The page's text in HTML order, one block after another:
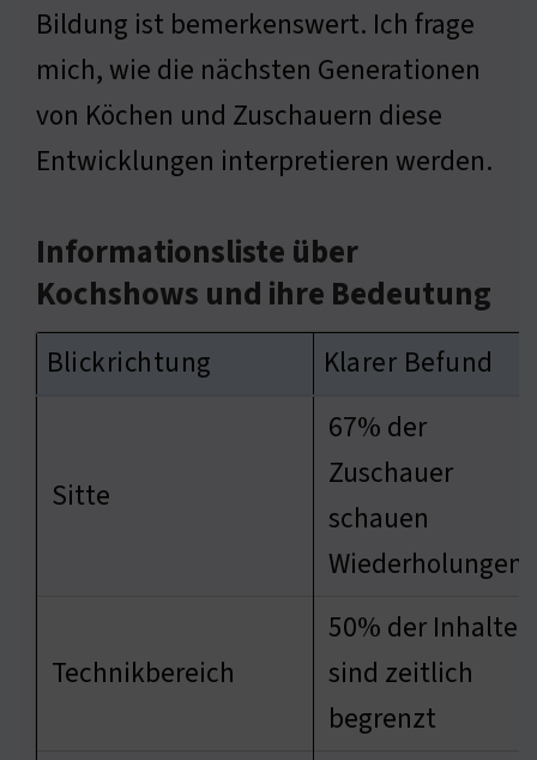
Bildung ist bemerkenswert. Ich frage
mich, wie die nächsten Generationen
von Köchen und Zuschauern diese
Entwicklungen interpretieren werden.
Informationsliste über
Kochshows und ihre Bedeutung
Blickrichtung Klarer Befund
Sitte
67% der
Zuschauer
schauen
Wiederholungen
Technikbereich
50% der Inhalte
sind zeitlich
begrenzt